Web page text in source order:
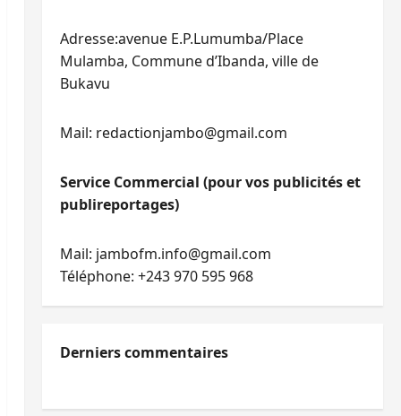
Adresse:avenue E.P.Lumumba/Place
Mulamba, Commune d’Ibanda, ville de
Bukavu
Mail: redactionjambo@gmail.com
Service Commercial (pour vos publicités et
publireportages)
Mail: jambofm.info@gmail.com
Téléphone: +243 970 595 968
Derniers commentaires